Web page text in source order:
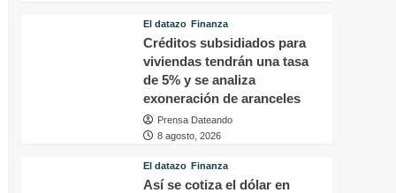
El datazo Finanza
Créditos subsidiados para
viviendas tendrán una tasa
de 5% y se analiza
exoneración de aranceles
Prensa Dateando
8 agosto, 2026
El datazo Finanza
Así se cotiza el dólar en